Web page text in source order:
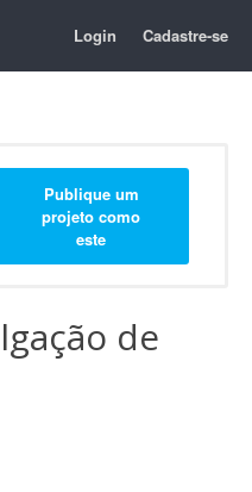
Login Cadastre-se
Publique um
projeto como
este
de